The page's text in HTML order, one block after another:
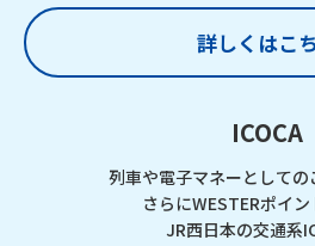
詳しくはこ
ICOCA
列車や電子マネーとしての
さらにWESTERポイ
JR西日本の交通系